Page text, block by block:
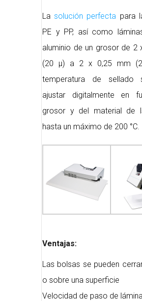
Lasolución perfecta para
PE y PP, así como
aluminio de un grosor de 2
(20 µ) a 2 x 0,25 mm
temperatura de sellado
ajustar digitalmente en
grosor y del material de
hasta un máximo de 200 °C.
Ventajas:
Las bolsas se pueden
o sobre una superficie
Velocidad de paso de